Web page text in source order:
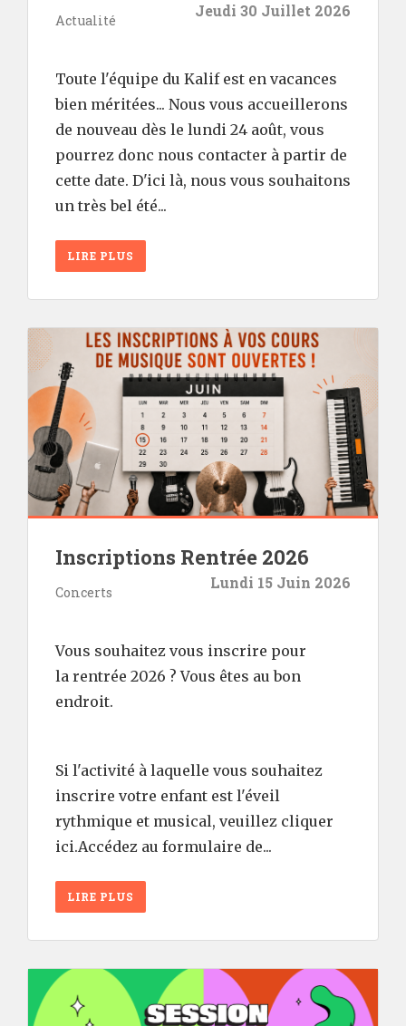
Actualité
Jeudi 30 Juillet 2026
Toute l'équipe du Kalif est en vacances
bien méritées... Nous vous accueillerons
de nouveau dès le lundi 24 août, vous
pourrez donc nous contacter à partir de
cette date. D'ici là, nous vous souhaitons
un très bel été...
LIRE PLUS
Inscriptions Rentrée 2026
Concerts
Lundi 15 Juin 2026
Vous souhaitez vous inscrire pour
la rentrée 2026 ? Vous êtes au bon
endroit.
Si l'activité à laquelle vous souhaitez
inscrire votre enfant est l'éveil
rythmique et musical, veuillez cliquer
ici.Accédez au formulaire de...
LIRE PLUS